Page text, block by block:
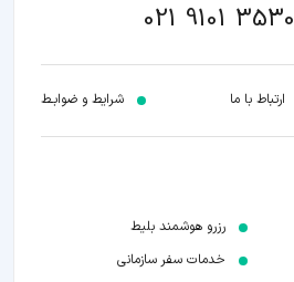
021 9101 3530
ارتباط با ما شرایط و ضوابـط
رزرو هوشمند بلیط
خدمات سفر سازمانی